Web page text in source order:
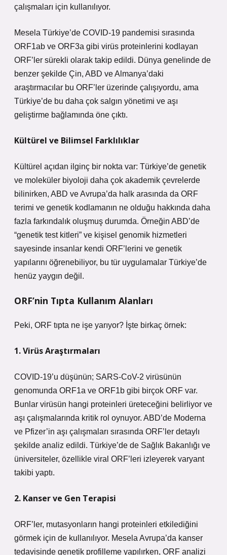
çalışmaları için kullanılıyor.
Mesela Türkiye’de COVID-19 pandemisi sırasında
ORF1ab ve ORF3a gibi virüs proteinlerini kodlayan
ORF’ler sürekli olarak takip edildi. Dünya genelinde de
benzer şekilde Çin, ABD ve Almanya’daki
araştırmacılar bu ORF’ler üzerinde çalışıyordu, ama
Türkiye’de bu daha çok salgın yönetimi ve aşı
geliştirme bağlamında öne çıktı.
Kültürel ve Bilimsel Farklılıklar
Kültürel açıdan ilginç bir nokta var: Türkiye’de genetik
ve moleküler biyoloji daha çok akademik çevrelerde
bilinirken, ABD ve Avrupa’da halk arasında da ORF
terimi ve genetik kodlamanın ne olduğu hakkında daha
fazla farkındalık oluşmuş durumda. Örneğin ABD’de
“genetik test kitleri” ve kişisel genomik hizmetleri
sayesinde insanlar kendi ORF’lerini ve genetik
yapılarını öğrenebiliyor, bu tür uygulamalar Türkiye’de
henüz yaygın değil.
ORF’nin Tıpta Kullanım Alanları
Peki, ORF tıpta ne işe yarıyor? İşte birkaç örnek:
1. Virüs Araştırmaları
COVID-19’u düşünün; SARS-CoV-2 virüsünün
genomunda ORF1a ve ORF1b gibi birçok ORF var.
Bunlar virüsün hangi proteinleri üreteceğini belirliyor ve
aşı çalışmalarında kritik rol oynuyor. ABD’de Moderna
ve Pfizer’in aşı çalışmaları sırasında ORF’ler detaylı
şekilde analiz edildi. Türkiye’de de Sağlık Bakanlığı ve
üniversiteler, özellikle viral ORF’leri izleyerek varyant
takibi yaptı.
2. Kanser ve Gen Terapisi
ORF’ler, mutasyonların hangi proteinleri etkilediğini
görmek için de kullanılıyor. Mesela Avrupa’da kanser
tedavisinde genetik profilleme yapılırken, ORF analizi